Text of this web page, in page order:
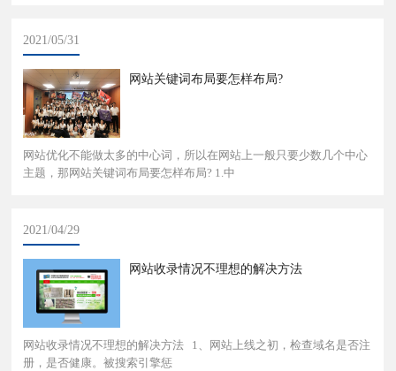
2021/05/31
网站关键词布局要怎样布局?
网站优化不能做太多的中心词，所以在网站上一般只要少数几个中心
主题，那网站关键词布局要怎样布局? 1.中
2021/04/29
网站收录​情况不理想的解决方法
网站收录情况不理想的解决方法 1、网站上线之初，检查域名是否注
册，是否健康。被搜索引擎惩